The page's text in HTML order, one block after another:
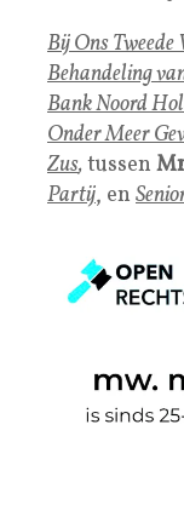
Bij Ons
Behandeling
Bank Noord
Onder Meer
Zus,tussen
Partij, en